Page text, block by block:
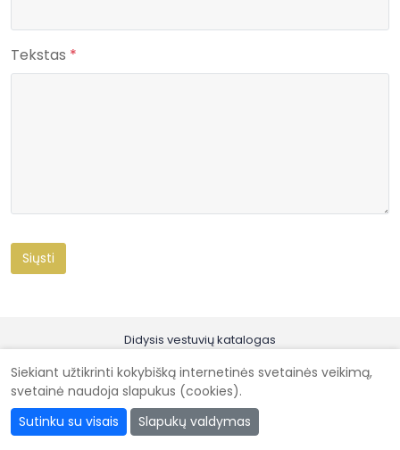
Tekstas *
Didysis vestuvių katalogas
Siekiant užtikrinti kokybišką internetinės svetainės veikimą,
svetainė naudoja slapukus (cookies).
Sutinku su visais
Slapukų valdymas